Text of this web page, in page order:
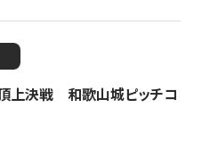
上決戦 和歌山城ピッチコ